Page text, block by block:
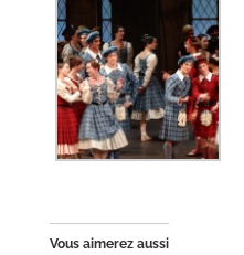
Vous aimerez aussi